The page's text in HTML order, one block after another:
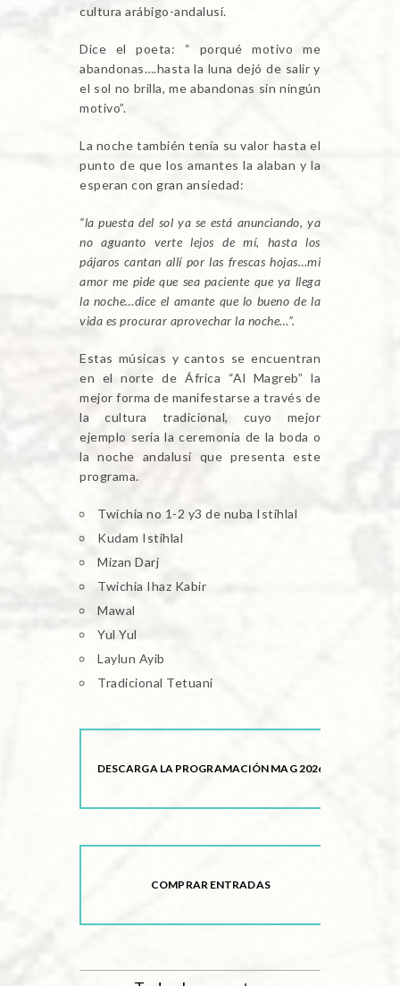
cultura arábigo-andalusí.
Dice el poeta: “ porqué motivo me
abandonas….hasta la luna dejó de salir y
el sol no brilla, me abandonas sin ningún
motivo”.
La noche también tenía su valor hasta el
punto de que los amantes la alaban y la
esperan con gran ansiedad:
“la puesta del sol ya se está anunciando, ya
no aguanto verte lejos de mí, hasta los
pájaros cantan allí por las frescas hojas…mi
amor me pide que sea paciente que ya llega
la noche…dice el amante que lo bueno de la
vida es procurar aprovechar la noche…”.
Estas músicas y cantos se encuentran
en el norte de África “Al Magreb” la
mejor forma de manifestarse a través de
la cultura tradicional, cuyo mejor
ejemplo seria la ceremonia de la boda o
la noche andalusí que presenta este
programa.
Twichia no 1-2 y3 de nuba Istihlal
Kudam Istihlal
Mizan Darj
Twichia Ihaz Kabir
Mawal
Yul Yul
Laylun Ayib
Tradicional Tetuani
DESCARGA LA PROGRAMACIÓN MAG 2026
COMPRAR ENTRADAS